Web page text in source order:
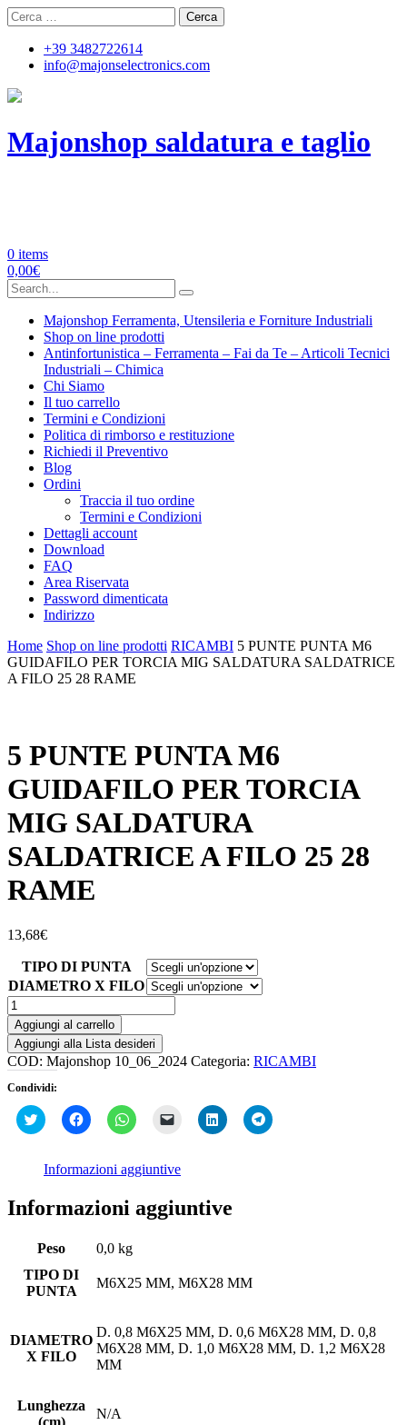
Skip
to
content
Ricerca
per:
+39 3482722614
info@majonselectronics.com
Majonshop saldatura e taglio
0 items
0,00€
Search
for:
Majonshop Ferramenta, Utensileria e Forniture Industriali
Shop on line prodotti
Antinfortunistica – Ferramenta – Fai da Te – Articoli Tecnici
Industriali – Chimica
Chi Siamo
Il tuo carrello
Termini e Condizioni
Politica di rimborso e restituzione
Richiedi il Preventivo
Blog
Ordini
Traccia il tuo ordine
Termini e Condizioni
Dettagli account
Download
FAQ
Area Riservata
Password dimenticata
Indirizzo
Home Shop on line prodotti RICAMBI 5 PUNTE PUNTA M6
GUIDAFILO PER TORCIA MIG SALDATURA SALDATRICE
A FILO 25 28 RAME
5 PUNTE PUNTA M6
GUIDAFILO PER TORCIA
MIG SALDATURA
SALDATRICE A FILO 25 28
RAME
13,68€
TIPO DI PUNTA
DIAMETRO X FILO
5
PUNTE
PUNTA
M6
GUIDAFILO
PER
MIG
SALDATURA
25
28
quantità
Aggiungi al carrello
Aggiungi alla Lista desideri
COD: Majonshop 10_06_2024 Categoria: RICAMBI
Condividi:
Fai
clic
condividere
su
apre
nuova
finestra)
Fai
clic
su
Facebook
apre
in
finestra)
Fai
clic
su
WhatsApp
in
una
finestra)
un
link
amico
in
Fai
clic
apre
Fai
clic
Informazioni aggiuntive
Informazioni aggiuntive
Peso
0,0 kg
TIPO DI
PUNTA
M6X25 MM, M6X28 MM
DIAMETRO
X FILO
D. 0,8 M6X25 MM, D. 0,6 M6X28 MM, D. 0,8
M6X28 MM, D. 1,0 M6X28 MM, D. 1,2 M6X28
MM
Lunghezza
N/A